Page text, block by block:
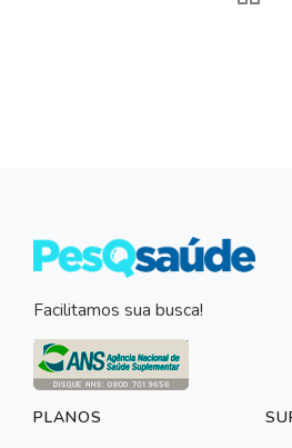
Facilitamos sua busca!
PLANOS